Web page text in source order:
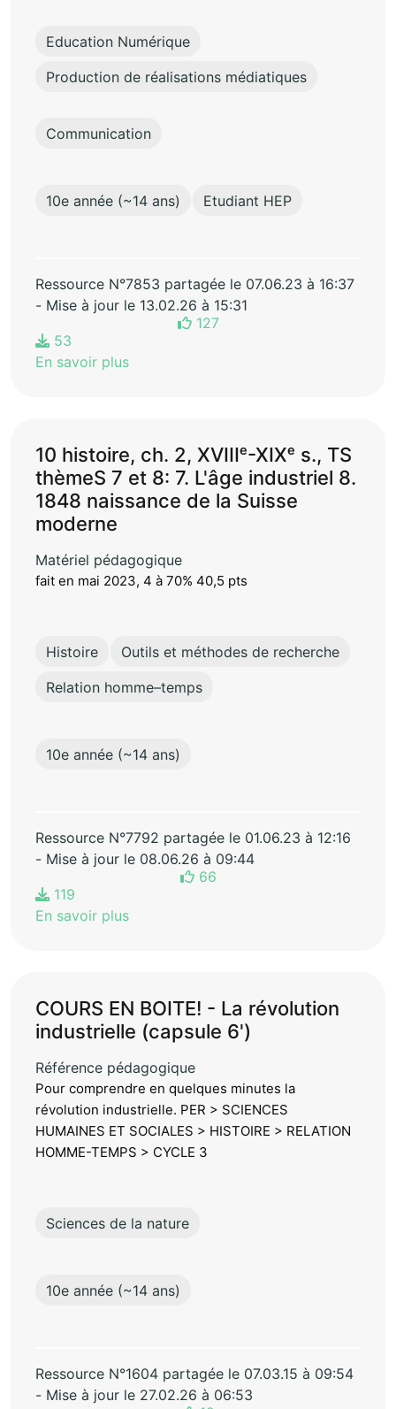
Education Numérique
Production de réalisations médiatiques
Communication
10e année (~14 ans) Etudiant HEP
Ressource N°7853 partagée le 07.06.23 à 16:37
- Mise à jour le 13.02.26 à 15:31
127
53
En savoir plus
10 histoire, ch. 2, XVIIIᵉ-XIXᵉ s., TS
thèmeS 7 et 8: 7. L'âge industriel 8.
1848 naissance de la Suisse
moderne
Matériel pédagogique
fait en mai 2023, 4 à 70% 40,5 pts
Histoire
Outils et méthodes de recherche
Relation homme–temps
10e année (~14 ans)
Ressource N°7792 partagée le 01.06.23 à 12:16
- Mise à jour le 08.06.26 à 09:44
66
119
En savoir plus
COURS EN BOITE! - La révolution
industrielle (capsule 6')
Référence pédagogique
Pour comprendre en quelques minutes la
révolution industrielle. PER > SCIENCES
HUMAINES ET SOCIALES > HISTOIRE > RELATION
HOMME-TEMPS > CYCLE 3
Sciences de la nature
10e année (~14 ans)
Ressource N°1604 partagée le 07.03.15 à 09:54
- Mise à jour le 27.02.26 à 06:53